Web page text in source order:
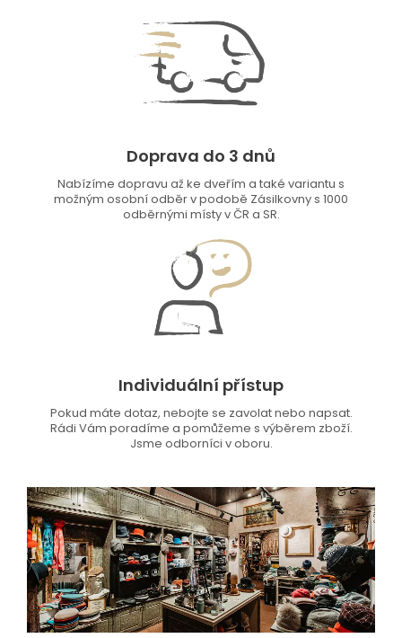
Doprava do 3 dnů
Nabízíme dopravu až ke dveřím a také variantu s
možným osobní odběr v podobě Zásilkovny s 1000
odběrnými místy v ČR a SR.
Individuální přístup
Pokud máte dotaz, nebojte se zavolat nebo napsat.
Rádi Vám poradíme a pomůžeme s výběrem zboží.
Jsme odborníci v oboru.